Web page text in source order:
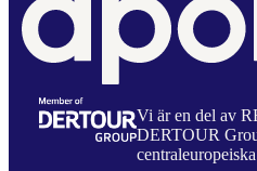
Vi är en del av
DERTOUR